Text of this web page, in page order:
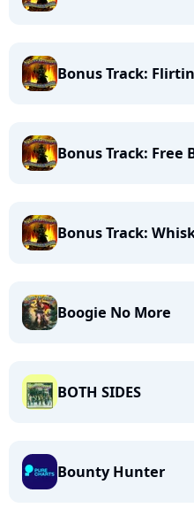
Bonus Track:
Bonus Track: Free
Bonus Track:
Boogie No More
BOTH SIDES
Bounty Hunter